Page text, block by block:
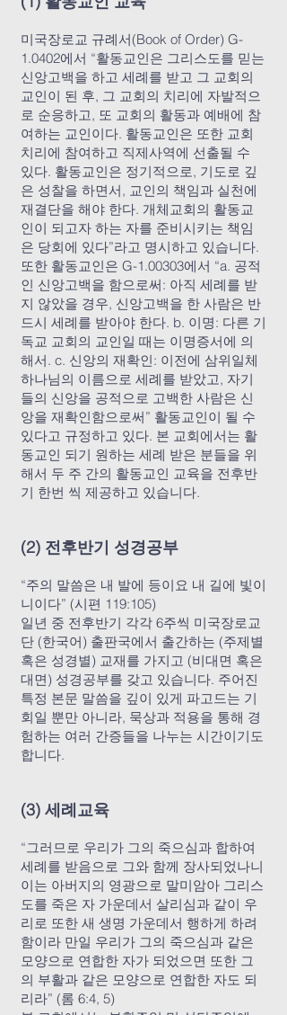
미국장로교 규례서(Book of Order) G-
1.0402에서 “활동교인은 그리스도를 믿는
신앙고백을 하고 세례를 받고 그 교회의
교인이 된 후, 그 교회의 치리에 자발적으
로 순응하고, 또 교회의 활동과 예배에 참
여하는 교인이다. 활동교인은 또한 교회
치리에 참여하고 직제사역에 선출될 수
있다. 활동교인은 정기적으로, 기도로 깊
은 성찰을 하면서, 교인의 책임과 실천에
재결단을 해야 한다. 개체교회의 활동교
인이 되고자 하는 자를 준비시키는 책임
은 당회에 있다”라고 명시하고 있습니다.
또한 활동교인은 G-1.00303에서 “a. 공적
인 신앙고백을 함으로써: 아직 세례를 받
지 않았을 경우, 신앙고백을 한 사람은 반
드시 세례를 받아야 한다. b. 이명: 다른 기
독교 교회의 교인일 때는 이명증서에 의
해서. c. 신앙의 재확인: 이전에 삼위일체
하나님의 이름으로 세례를 받았고, 자기
들의 신앙을 공적으로 고백한 사람은 신
앙을 재확인함으로써” 활동교인이 될 수
있다고 규정하고 있다. 본 교회에서는 활
동교인 되기 원하는 세례 받은 분들을 위
해서 두 주 간의 활동교인 교육을 전후반
기 한번 씩 제공하고 있습니다.
(2) 전후반기 성경공부
“주의 말씀은 내 발에 등이요 내 길에 빛이
니이다” (시편 119:105)
일년 중 전후반기 각각 6주씩 미국장로교
단 (한국어) 출판국에서 출간하는 (주제별
혹은 성경별) 교재를 가지고 (비대면 혹은
대면) 성경공부를 갖고 있습니다. 주어진
특정 본문 말씀을 깊이 있게 파고드는 기
회일 뿐만 아니라, 묵상과 적용을 통해 경
험하는 여러 간증들을 나누는 시간이기도
합니다.
(3) 세례교육
“그러므로 우리가 그의 죽으심과 합하여
세례를 받음으로 그와 함께 장사되었나니
이는 아버지의 영광으로 말미암아 그리스
도를 죽은 자 가운데서 살리심과 같이 우
리로 또한 새 생명 가운데서 행하게 하려
함이라 만일 우리가 그의 죽으심과 같은
모양으로 연합한 자가 되었으면 또한 그
의 부활과 같은 모양으로 연합한 자도 되
리라” (롬 6:4, 5)